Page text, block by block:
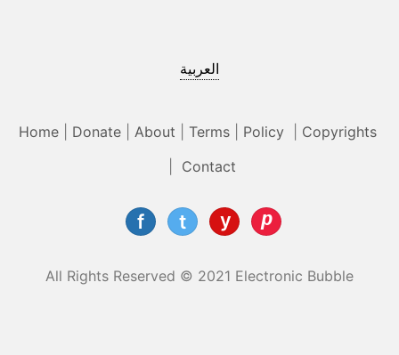
العربية
Home| Donate| About Terms| Policy
Copyrights
Contact
All Rights Reserved © 2021 Electronic Bubble